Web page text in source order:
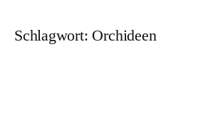
Schlagwort: Orchideen